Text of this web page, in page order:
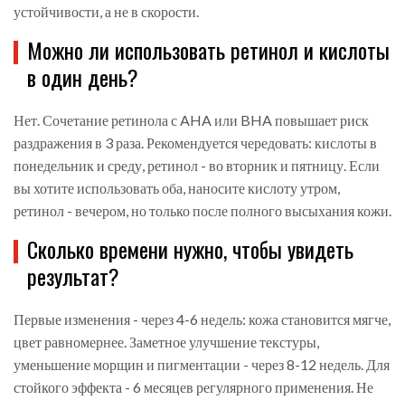
устойчивости, а не в скорости.
Можно ли использовать ретинол и кислоты
в один день?
Нет. Сочетание ретинола с AHA или BHA повышает риск
раздражения в 3 раза. Рекомендуется чередовать: кислоты в
понедельник и среду, ретинол - во вторник и пятницу. Если
вы хотите использовать оба, наносите кислоту утром,
ретинол - вечером, но только после полного высыхания кожи.
Сколько времени нужно, чтобы увидеть
результат?
Первые изменения - через 4-6 недель: кожа становится мягче,
цвет равномернее. Заметное улучшение текстуры,
уменьшение морщин и пигментации - через 8-12 недель. Для
стойкого эффекта - 6 месяцев регулярного применения. Не